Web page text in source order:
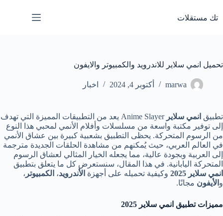
إلى
المحتوى
تك مستقلات
تحميل انمي سلاير للاندرويد والكمبيوتر والايفون
marwa أكتوبر 4, 2024 اخبار
تطبيق انمي سلاير
Anime Slayer يعد من التطبيقات المميزة التي تهدف
إلى توفير مكتبة واسعة من مسلسلات وأفلام الأنمي لمحبي هذا النوع
من الرسوم المتحركة. يحظى التطبيق بشعبية كبيرة بين عشاق الأنمي
في العالم العربي، حيث يُمكنهم من مشاهدة الحلقات الجديدة مترجمة
إلى العربية وبجودة عالية، مما يجعله الخيار المثالي لعشاق الرسوم
المتحركة اليابانية. في هذا المقال، سنستعرض كل ما يتعلق بتطبيق
انمي سلاير 2025
وكيفية تحميله على أجهزة الأندرويد، الكمبيوتر ،
و الأيفون مجانًا.
مميزات تطبيق انمي سلاير 2025